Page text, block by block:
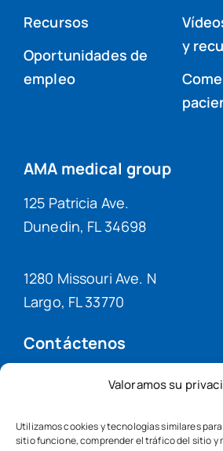
Valoramos su
Utilizamos cookies y tecnologías similares
sitio funcione, comprender el tráfico del sitio y
Recursos
Oportunidades de
empleo
y
AMA medical group
125 Patricia Ave.
Dunedin, FL 34698
1280 Missouri Ave. N
Largo, FL 33770
Contáctenos
(727) 331-8740